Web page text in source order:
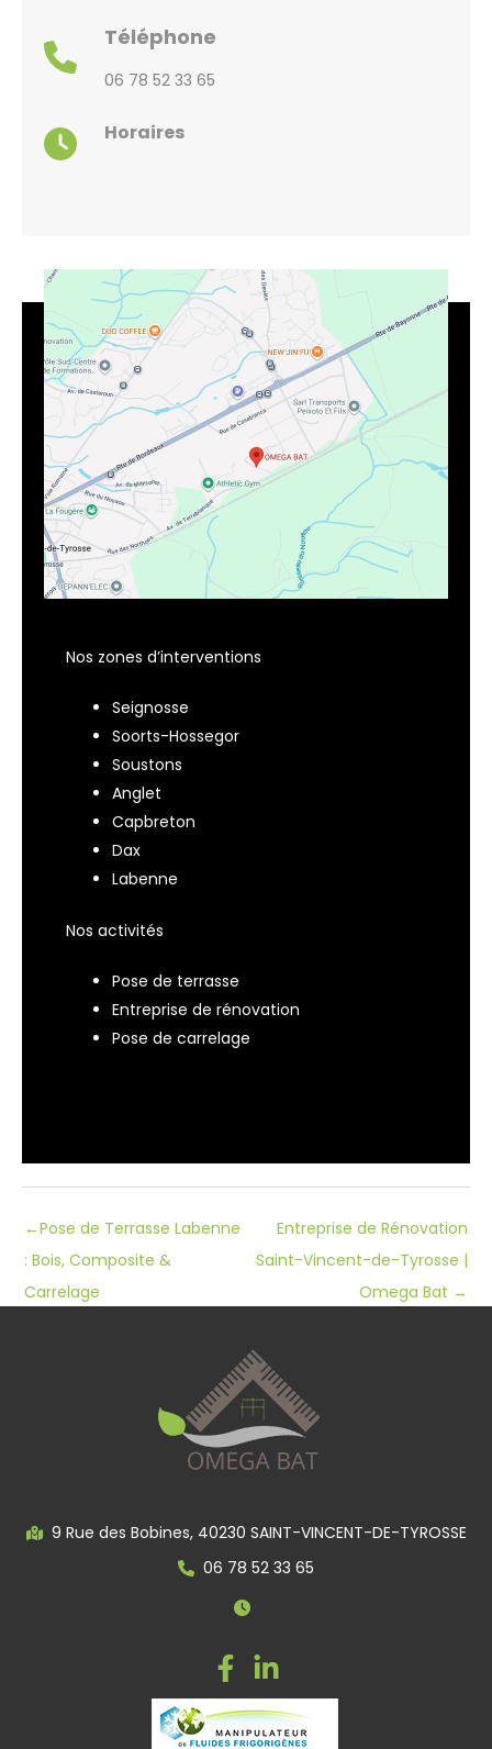
Téléphone
06 78 52 33 65
Horaires
Nos zones d’interventions
Seignosse
Soorts-Hossegor
Soustons
Anglet
Capbreton
Dax
Labenne
Nos activités
Pose de terrasse
Entreprise de rénovation
Pose de carrelage
←Pose de Terrasse Labenne
: Bois, Composite &
Carrelage
Entreprise de Rénovation
Saint-Vincent-de-Tyrosse |
Omega Bat →
9 Rue des Bobines, 40230 SAINT-VINCENT-DE-TYROSSE
06 78 52 33 65